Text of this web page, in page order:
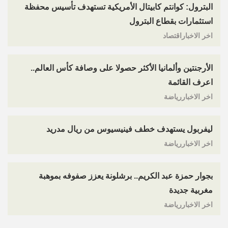
البترول: كوانتم كابيتال الأمريكية تستهدف تأسيس محفظة
استثمارات بقطاع البترول
اخر الاخباراقتصاد
الأرجنتين وألمانيا الأكثر حصولا على وصافة كأس العالم..
اعرف القائمة
اخر الاخباررياضة
ليفربول يستهدف خطف فينيسيوس من ريال مدريد
اخر الاخباررياضة
بجوار حمزة عبد الكريم.. برشلونة يعزز صفوفه بموهبة
مغربية جديدة
اخر الاخباررياضة